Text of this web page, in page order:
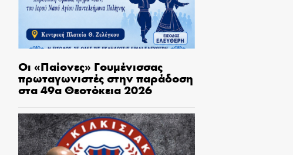
Οι «Παίονες» Γουμένισσας
πρωταγωνιστές στην παράδοση
στα 49α Θεοτόκεια 2026